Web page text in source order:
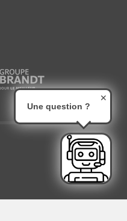
Une question ?
✕